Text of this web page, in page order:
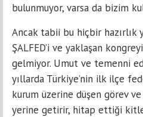
bulunmuyor, varsa da bizim
Ancak tabii bu hiçbir hazırlık
ŞALFED’i ve yaklaşan
gelmiyor. Umut ve temenni
yıllarda Türkiye’nin ilk ilçe
kurum üzerine düşen görev
yerine getirir, hitap ettiği